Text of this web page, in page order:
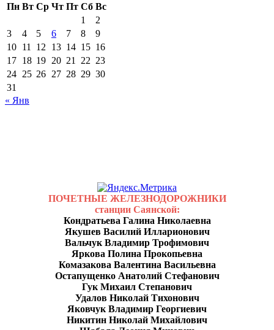
Пн Вт Ср Чт Пт Сб Вс
1
2
3
4 5 6 7 8
9
10 11 12 13 14 15 16
17 18 19 20 21 22 23
24 25 26 27 28 29 30
31
« Янв
ПОЧЕТНЫЕ ЖЕЛЕЗНОДОРОЖНИКИ
станции Саянской:
Кондратьева Галина Николаевна
Якушев Василий Илларионович
Вальчук Владимир Трофимович
Яркова Полина Прокопьевна
Комазакова Валентина Васильевна
Остапущенко Анатолий Стефанович
Гук Михаил Степанович
Удалов Николай Тихонович
Яковчук Владимир Георгиевич
Никитин Николай Михайлович